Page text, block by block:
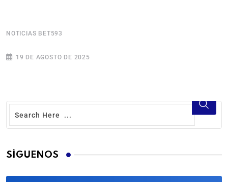
NOTICIAS BET593
19 DE AGOSTO DE 2025
SÍGUENOS